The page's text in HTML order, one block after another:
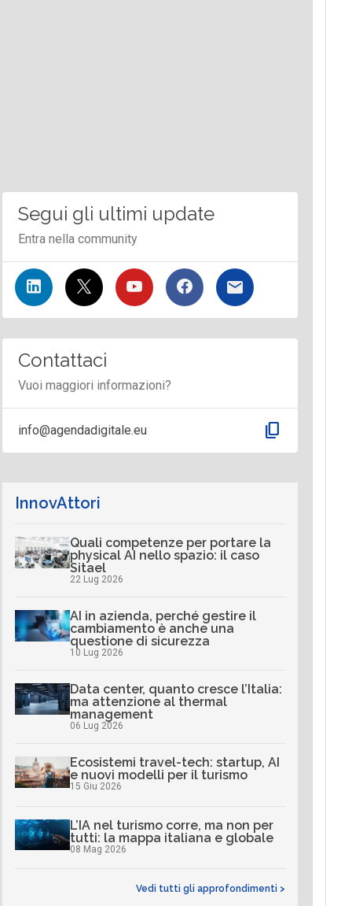
Segui gli ultimi update
Entra nella community
Contattaci
Vuoi maggiori informazioni?
info@agendadigitale.eu content_copy
InnovAttori
Quali competenze per portare la
physical AI nello spazio: il caso
Sitael
22 Lug 2026
AI in azienda, perché gestire il
cambiamento è anche una
questione di sicurezza
10 Lug 2026
Data center, quanto cresce l’Italia:
ma attenzione al thermal
management
06 Lug 2026
Ecosistemi travel-tech: startup, AI
e nuovi modelli per il turismo
15 Giu 2026
L’IA nel turismo corre, ma non per
tutti: la mappa italiana e globale
08 Mag 2026
Vedi tutti gli approfondimenti >